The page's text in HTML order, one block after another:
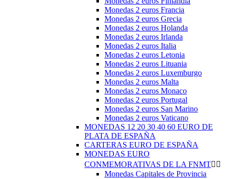
Monedas 2 euros Francia
Monedas 2 euros Grecia
Monedas 2 euros Holanda
Monedas 2 euros Irlanda
Monedas 2 euros Italia
Monedas 2 euros Letonia
Monedas 2 euros Lituania
Monedas 2 euros Luxemburgo
Monedas 2 euros Malta
Monedas 2 euros Monaco
Monedas 2 euros Portugal
Monedas 2 euros San Marino
Monedas 2 euros Vaticano
MONEDAS 12 20 30 40 60 EURO DE
PLATA DE ESPAÑA
CARTERAS EURO DE ESPAÑA
MONEDAS EURO
CONMEMORATIVAS DE LA FNMT 
Monedas Capitales de Provincia